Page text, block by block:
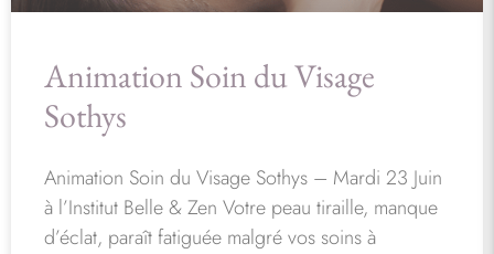
Animation Soin du Visage
Sothys
Animation Soin du Visage Sothys – Mardi 23 Juin
à l’Institut Belle & Zen Votre peau tiraille, manque
d’éclat, paraît fatiguée malgré vos soins à